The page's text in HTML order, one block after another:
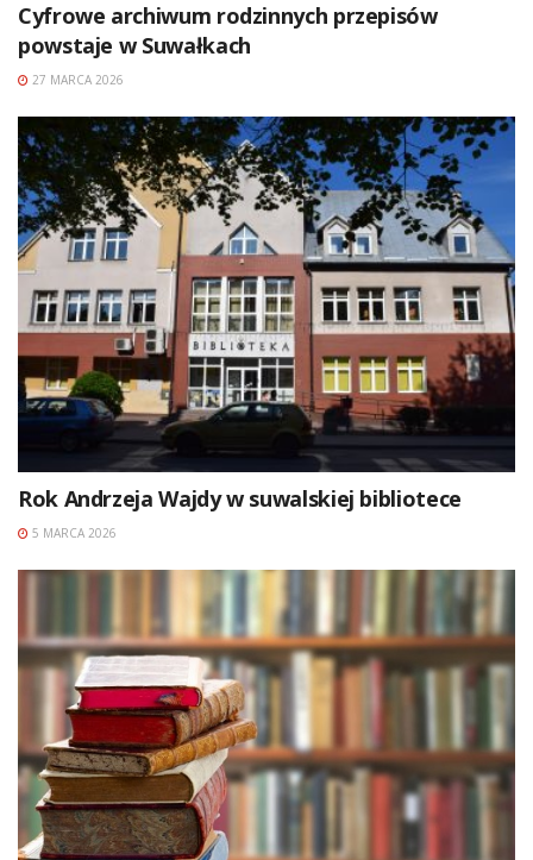
Cyfrowe archiwum rodzinnych przepisów
powstaje w Suwałkach
27 MARCA 2026
Rok Andrzeja Wajdy w suwalskiej bibliotece
5 MARCA 2026